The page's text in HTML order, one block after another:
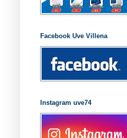
Facebook Uve Villena
Instagram uve74